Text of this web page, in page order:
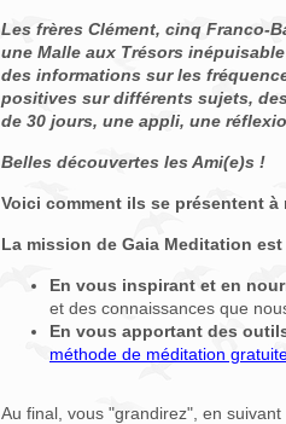
Les frères Clément, cinq
une Malle aux Trésors
des informations sur les
positives sur différents sujets,
de 30 jours, une appli, une
Belles découvertes les Ami(e)s !
Voici comment ils se présentent à
La mission de Gaia Meditation
En vous inspirant et en
et des connaissances que
En vous apportant des
méthode de méditation
Au final, vous "grandirez", en